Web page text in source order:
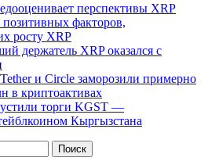
перспективы XRP
позитивных факторов,
росту XRP
держатель XRP оказался с
и Circle заморозили примерно
в криптоактивах
торги KGST —
Кыргызстана